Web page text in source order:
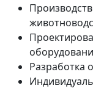
Разработка